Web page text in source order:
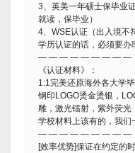
3、英美一年硕士保毕业
就读，保毕业）
4、WSE认证（出入境不
学历认证的话，必须要办
— — — — — — — — —
《认证材料》：
1:1完美还原海外各大学
钢印LOGO烫金烫银，
雕，激光镭射，紫外荧光
学校材料上该有的，我们
— — — — — — — — —
[效率优势]保证在约定的